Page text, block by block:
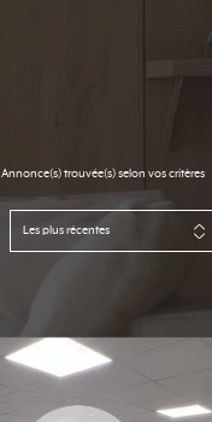
Annonce(s) trouvée(s) selon vos critères
Les plus récentes